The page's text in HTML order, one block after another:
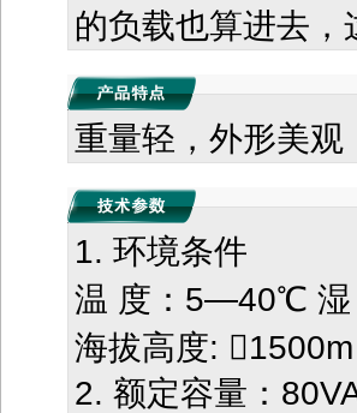
的负载也算进去
重量轻，外形美观
1. 环境条件
温 度：5—40℃
海拔高度:
2. 额定容量：